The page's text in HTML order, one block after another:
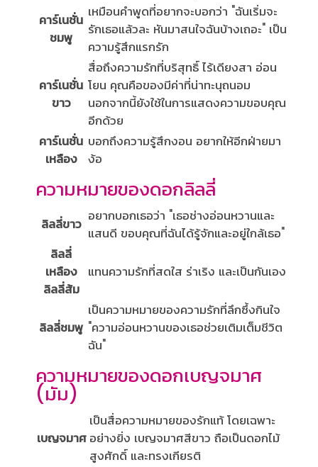
คาร์เนชั่น
ชมพู
เหมือนคำพูดที่อยากจะบอกว่า "ฉันเริ่มจะ
รักเธอแล้วละ หันมาสนใจฉันบ้างเถอะ" เป็น
ความรู้สึกแรกรัก
คาร์เนชั่น
ขาว
สื่อถึงความรักที่บริสุทธิ์ ไร้เดียงสา อ่อน
โยน คุณคือของมีค่าที่น่าทะนุถนอม
นอกจากนี้ยังใช้ในการแสดงความขอบคุณ
อีกด้วย
คาร์เนชั่น
เหลือง
บอกถึงความรู้สึกงอน อยากให้อีกฝ่ายมา
ง้อ
ความหมายของดอกลิลลี่
ลิลลี่ขาว อยากบอกเธอว่า "เธอช่างอ่อนหวานและ
แสนดี ขอบคุณที่ฉันได้รู้จักและอยู่ใกล้เธอ"
ลิลลี่
เหลือง
ลิลลี่ส้ม
แทนความรักที่สดใส ร่าเริง และเป็นกันเอง
ลิลลี่ชมพู
เป็นความหมายของความรักที่ลึกซึ้งกินใจ
"ความอ่อนหวานของเธอช่วยเติมเต็มชีวิต
ฉัน"
ความหมายของดอกเบญจมาศ
(มัม)
เบญจมาศ
เป็นสื่อความหมายของรักแท้ โดยเฉพาะ
อย่างยิ่ง เบญจมาศสีขาว ถือเป็นดอกไม้
สูงศักดิ์ และทรงเกียรติ